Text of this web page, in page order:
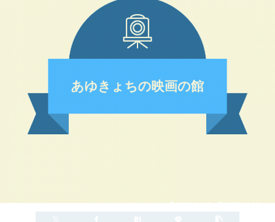
2021.04.19 2022.10.19